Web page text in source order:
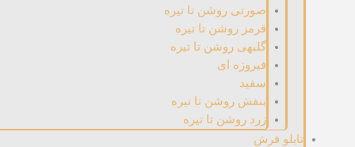
صورتی روشن تا تیره
قرمز روشن تا تیره
گلبهی روشن تا تیره
فیروزه ای
سفید
بنفش روشن تا تیره
زرد روشن تا تیره
تابلو فرش